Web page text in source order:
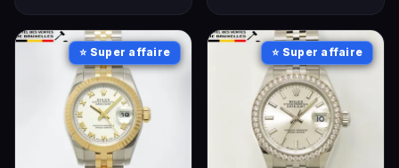
⭐ Super affaire ⭐ Super affaire